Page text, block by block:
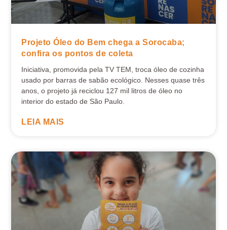
Projeto Óleo do Bem chega a Sorocaba;
confira os pontos de coleta
Iniciativa, promovida pela TV TEM, troca óleo de cozinha
usado por barras de sabão ecológico. Nesses quase três
anos, o projeto já reciclou 127 mil litros de óleo no
interior do estado de São Paulo.
LEIA MAIS